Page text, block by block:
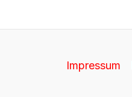
Impressum